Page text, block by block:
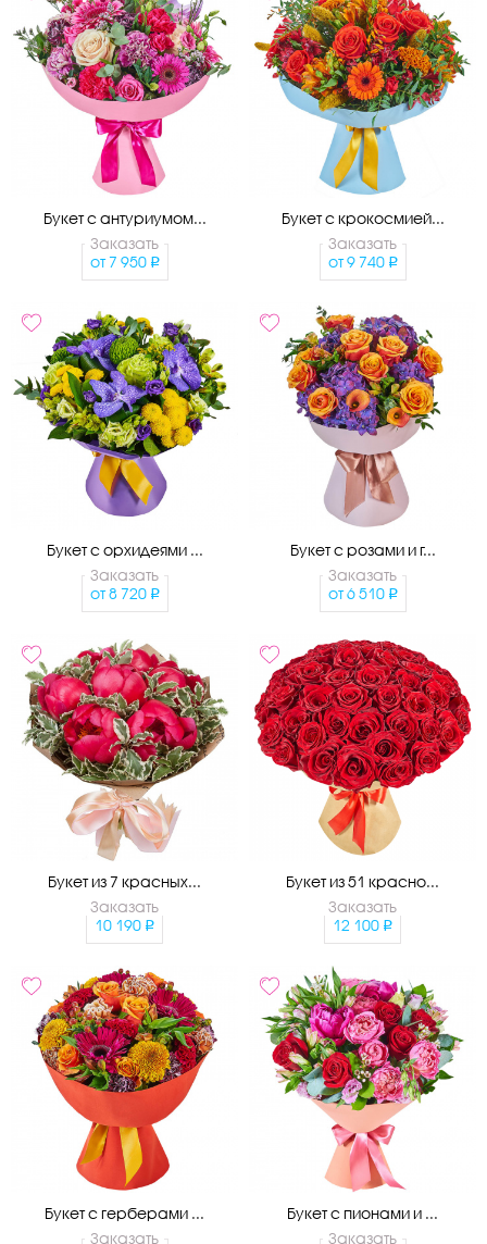
Букет с антуриумом...
Заказать
от 7 950
Букет с крокосмией...
Заказать
от 9 740
Букет с орхидеями ...
Заказать
от 8 720
Букет с розами и г...
Заказать
от 6 510
Букет из 7 красных...
Заказать
10 190
Букет из 51 красно...
Заказать
12 100
Букет с герберами ...
Заказать
Букет с пионами и ...
Заказать